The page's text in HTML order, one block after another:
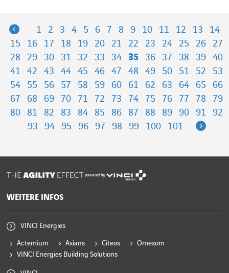
abgesichert. Die Cybersicherheits-Firma Barracuda schätzt, […]
Previous
1 2 3 4 5 6 7 8 9 10 11 12 13
14
15
16 17 18 19 20 21 22 23 24 25 26
27
28
29 30 31 32 33 34 35 36 37 38 39
40
41
42 43 44 45 46 47 48 49 50 51 52
53
54
55 56 57 58 59 60 61 62 63 64 65
66
67
68 69 70 71 72 73 74 75 76 77 78
79
80
81 82 83 84 85 86 87 88 89 90 91
92
93
94 95 96 97 98 99 100 101 Next
powered by
WEITERE INFOS
VINCI Energies
Actemium Axians Citeos
Omexom
VINCI Energies Building Solutions